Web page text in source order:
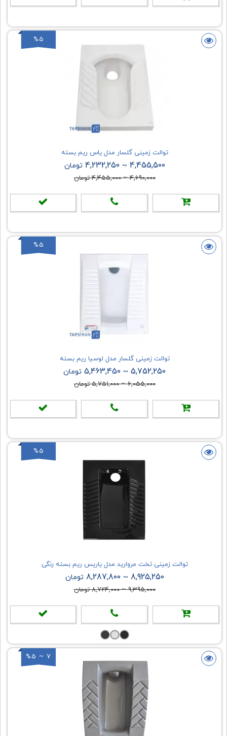
%5
توالت زمینی گلسار مدل یاس ریم بسته
4,455,500
~
4,232,250 تومان
4,690,000
~
4,455,000تومان
%5
توالت زمینی گلسار مدل لوسیا ریم بسته
5,752,250
~
5,463,450تومان
6,055,000
~
5,751,000تومان
%5
توالت زمینی تخت مروارید مدل یاریس ریم بسته رنگی
8,925,250
~
8,287,800 تومان
9,395,000
~
8,724,000تومان
%5 ~ 7